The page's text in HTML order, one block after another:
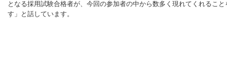
となる採用試験合格者が、今回の参加者の中から数多く現れてくれるこ
す」と話しています。